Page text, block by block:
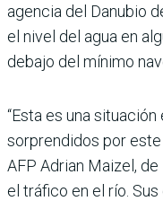
agencia del Danubio
el nivel del agua en
debajo del mínimo
“Esta es una
sorprendidos por este
AFP Adrian Maizel,
el tráfico en el río.